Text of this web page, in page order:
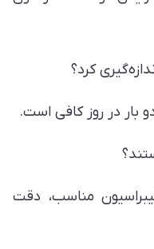
کرد؟
بار در روز کافی است.
مناسب، دقت